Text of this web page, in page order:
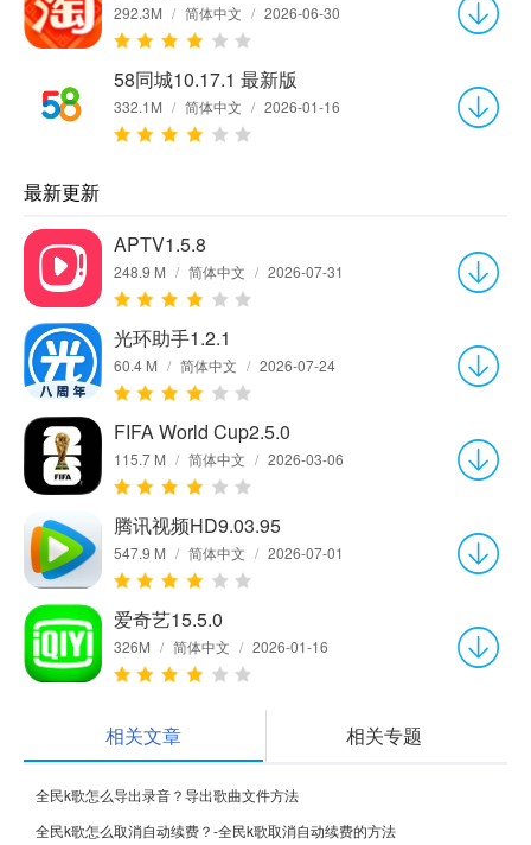
292.3M / 简体中文 / 2026-06-30
58同城10.17.1 最新版
332.1M / 简体中文 / 2026-01-16
最新更新
APTV1.5.8
248.9 M / 简体中文 / 2026-07-31
光环助手1.2.1
60.4 M / 简体中文 / 2026-07-24
FIFA World Cup2.5.0
115.7 M / 简体中文 / 2026-03-06
腾讯视频HD9.03.95
547.9 M / 简体中文 / 2026-07-01
爱奇艺15.5.0
326M / 简体中文 / 2026-01-16
相关文章 相关专题
全民k歌怎么导出录音？导出歌曲文件方法
全民k歌怎么取消自动续费？-全民k歌取消自动续费的方法